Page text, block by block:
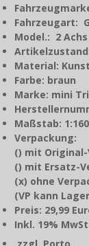
Fahrzeugart:
Model.: 2 Achs
Material:
Farbe: braun
Marke: mini
Maßstab: 1:160
Verpackung:
() mit
() mit Ersatz-
(x) ohne
(VP kann
Preis: 29,99
Inkl. 19%